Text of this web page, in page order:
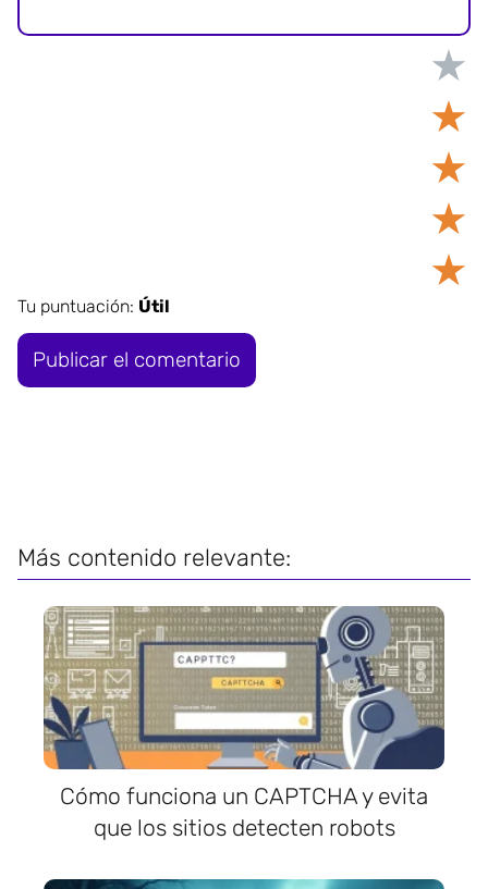
★
★
★
★
★
Tu puntuación: Útil
Más contenido relevante:
Cómo funciona un CAPTCHA y evita
que los sitios detecten robots